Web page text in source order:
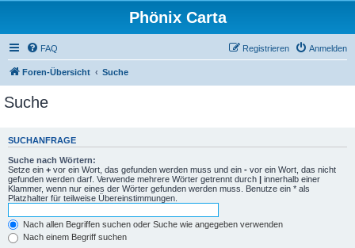
Phönix Carta
FAQ Anmelden
Registrieren
Foren-Übersicht Suche
Suche
SUCHANFRAGE
Suche nach Wörtern:
Setze ein + vor ein Wort, das gefunden werden muss und ein - vor ein Wort, das nicht
gefunden werden darf. Verwende mehrere Wörter getrennt durch | innerhalb einer
Klammer, wenn nur eines der Wörter gefunden werden muss. Benutze ein * als
Platzhalter für teilweise Übereinstimmungen.
Nach allen Begriffen suchen oder Suche wie angegeben verwenden
Nach einem Begriff suchen